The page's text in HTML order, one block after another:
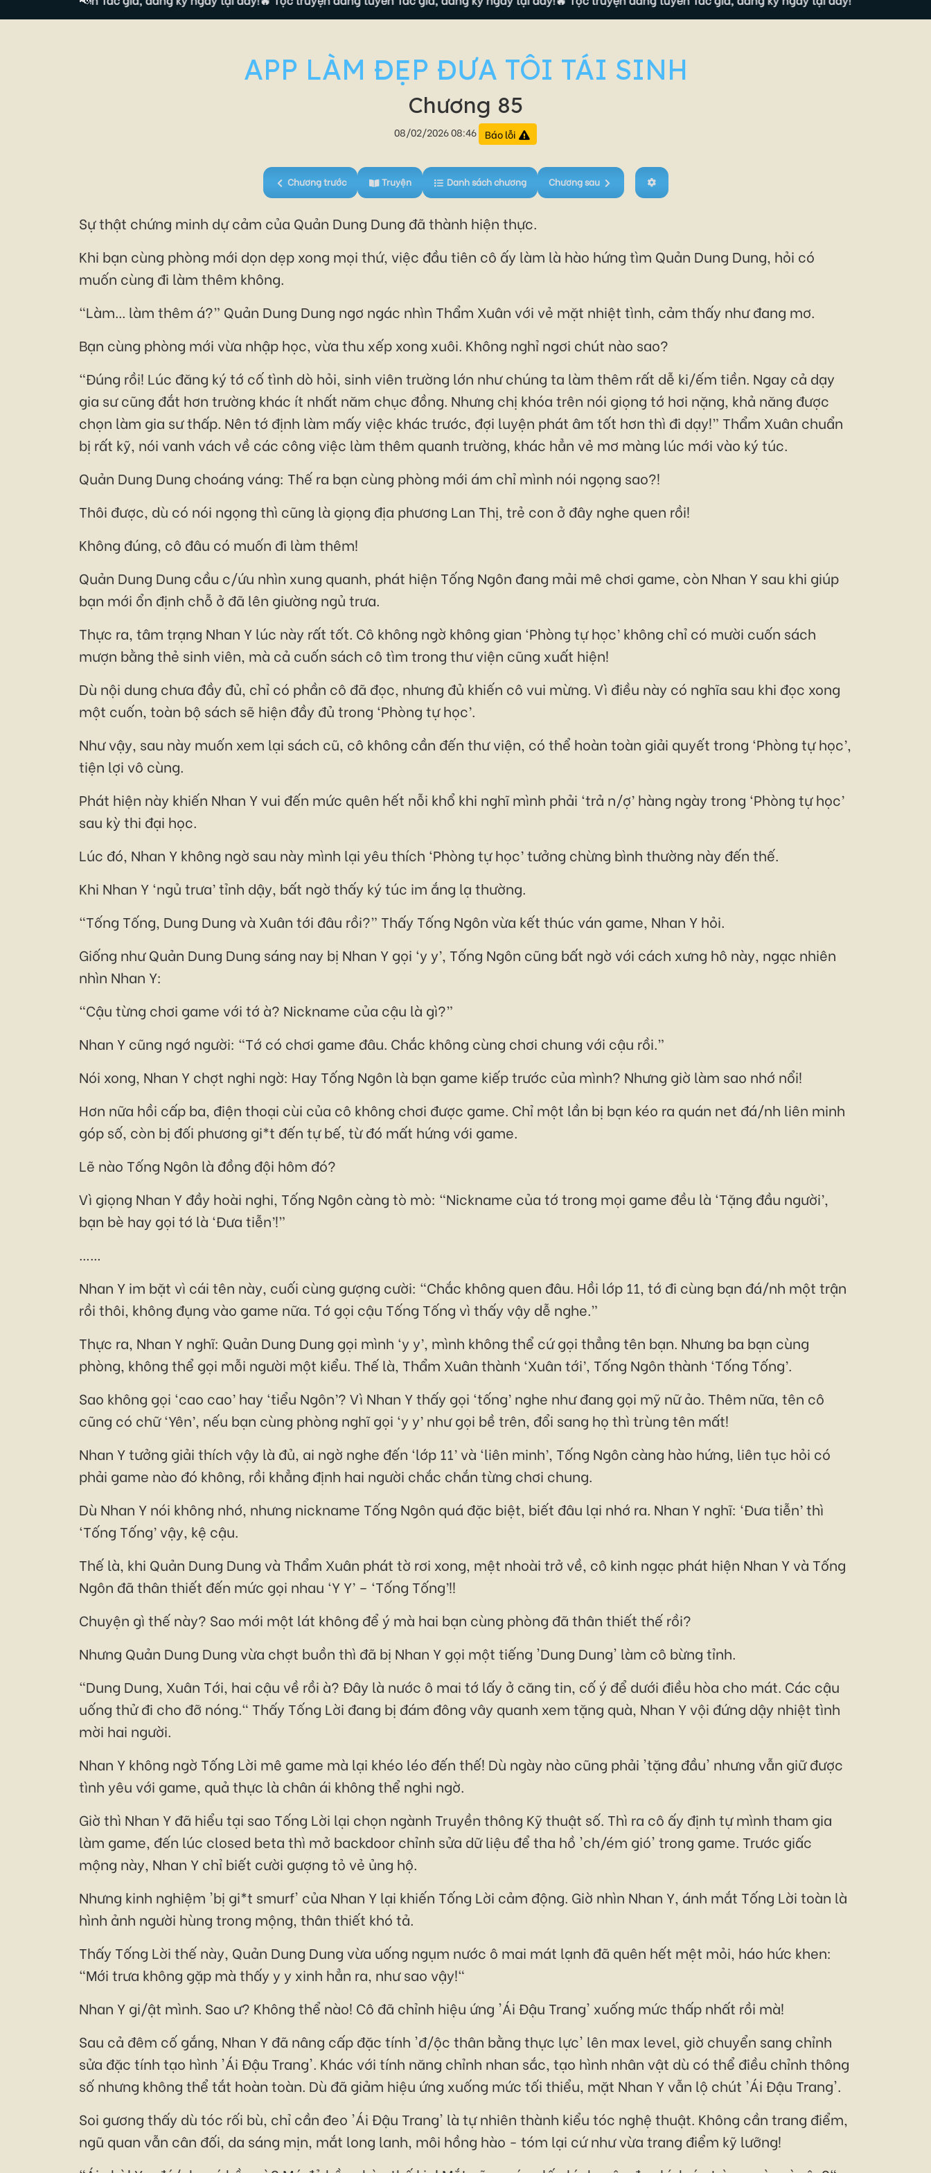
APP LÀM ĐẸP ĐƯA TÔI TÁI SINH
Chương 85
08/02/2026 08:46 Báo lỗi
Chương trước Truyện Danh sách chương Chương sau
Sự thật chứng minh dự cảm của Quản Dung Dung đã thành hiện thực.
Khi bạn cùng phòng mới dọn dẹp xong mọi thứ, việc đầu tiên cô ấy làm là hào hứng tìm Quản Dung Dung, hỏi có
muốn cùng đi làm thêm không.
“Làm... làm thêm á?” Quản Dung Dung ngơ ngác nhìn Thẩm Xuân với vẻ mặt nhiệt tình, cảm thấy như đang mơ.
Bạn cùng phòng mới vừa nhập học, vừa thu xếp xong xuôi. Không nghỉ ngơi chút nào sao?
“Đúng rồi! Lúc đăng ký tớ cố tình dò hỏi, sinh viên trường lớn như chúng ta làm thêm rất dễ ki/ếm tiền. Ngay cả dạy
gia sư cũng đắt hơn trường khác ít nhất năm chục đồng. Nhưng chị khóa trên nói giọng tớ hơi nặng, khả năng được
chọn làm gia sư thấp. Nên tớ định làm mấy việc khác trước, đợi luyện phát âm tốt hơn thì đi dạy!” Thẩm Xuân chuẩn
bị rất kỹ, nói vanh vách về các công việc làm thêm quanh trường, khác hẳn vẻ mơ màng lúc mới vào ký túc.
Quản Dung Dung choáng váng: Thế ra bạn cùng phòng mới ám chỉ mình nói ngọng sao?!
Thôi được, dù có nói ngọng thì cũng là giọng địa phương Lan Thị, trẻ con ở đây nghe quen rồi!
Không đúng, cô đâu có muốn đi làm thêm!
Quản Dung Dung cầu c/ứu nhìn xung quanh, phát hiện Tống Ngôn đang mải mê chơi game, còn Nhan Y sau khi giúp
bạn mới ổn định chỗ ở đã lên giường ngủ trưa.
Thực ra, tâm trạng Nhan Y lúc này rất tốt. Cô không ngờ không gian ‘Phòng tự học’ không chỉ có mười cuốn sách
mượn bằng thẻ sinh viên, mà cả cuốn sách cô tìm trong thư viện cũng xuất hiện!
Dù nội dung chưa đầy đủ, chỉ có phần cô đã đọc, nhưng đủ khiến cô vui mừng. Vì điều này có nghĩa sau khi đọc xong
một cuốn, toàn bộ sách sẽ hiện đầy đủ trong ‘Phòng tự học’.
Như vậy, sau này muốn xem lại sách cũ, cô không cần đến thư viện, có thể hoàn toàn giải quyết trong ‘Phòng tự học’,
tiện lợi vô cùng.
Phát hiện này khiến Nhan Y vui đến mức quên hết nỗi khổ khi nghĩ mình phải ‘trả n/ợ’ hàng ngày trong ‘Phòng tự học’
sau kỳ thi đại học.
Lúc đó, Nhan Y không ngờ sau này mình lại yêu thích ‘Phòng tự học’ tưởng chừng bình thường này đến thế.
Khi Nhan Y ‘ngủ trưa’ tỉnh dậy, bất ngờ thấy ký túc im ắng lạ thường.
“Tống Tống, Dung Dung và Xuân tới đâu rồi?” Thấy Tống Ngôn vừa kết thúc ván game, Nhan Y hỏi.
Giống như Quản Dung Dung sáng nay bị Nhan Y gọi ‘y y’, Tống Ngôn cũng bất ngờ với cách xưng hô này, ngạc nhiên
nhìn Nhan Y:
“Cậu từng chơi game với tớ à? Nickname của cậu là gì?”
Nhan Y cũng ngớ người: “Tớ có chơi game đâu. Chắc không cùng chơi chung với cậu rồi.”
Nói xong, Nhan Y chợt nghi ngờ: Hay Tống Ngôn là bạn game kiếp trước của mình? Nhưng giờ làm sao nhớ nổi!
Hơn nữa hồi cấp ba, điện thoại cùi của cô không chơi được game. Chỉ một lần bị bạn kéo ra quán net đá/nh liên minh
góp số, còn bị đối phương gi*t đến tự bế, từ đó mất hứng với game.
Lẽ nào Tống Ngôn là đồng đội hôm đó?
Vì giọng Nhan Y đầy hoài nghi, Tống Ngôn càng tò mò: “Nickname của tớ trong mọi game đều là ‘Tặng đầu người’,
bạn bè hay gọi tớ là ‘Đưa tiễn’!”
……
Nhan Y im bặt vì cái tên này, cuối cùng gượng cười: “Chắc không quen đâu. Hồi lớp 11, tớ đi cùng bạn đá/nh một trận
rồi thôi, không đụng vào game nữa. Tớ gọi cậu Tống Tống vì thấy vậy dễ nghe.”
Thực ra, Nhan Y nghĩ: Quản Dung Dung gọi mình ‘y y’, mình không thể cứ gọi thẳng tên bạn. Nhưng ba bạn cùng
phòng, không thể gọi mỗi người một kiểu. Thế là, Thẩm Xuân thành ‘Xuân tới’, Tống Ngôn thành ‘Tống Tống’.
Sao không gọi ‘cao cao’ hay ‘tiểu Ngôn’? Vì Nhan Y thấy gọi ‘tống’ nghe như đang gọi mỹ nữ ảo. Thêm nữa, tên cô
cũng có chữ ‘Yên’, nếu bạn cùng phòng nghĩ gọi ‘y y’ như gọi bề trên, đổi sang họ thì trùng tên mất!
Nhan Y tưởng giải thích vậy là đủ, ai ngờ nghe đến ‘lớp 11’ và ‘liên minh’, Tống Ngôn càng hào hứng, liên tục hỏi có
phải game nào đó không, rồi khẳng định hai người chắc chắn từng chơi chung.
Dù Nhan Y nói không nhớ, nhưng nickname Tống Ngôn quá đặc biệt, biết đâu lại nhớ ra. Nhan Y nghĩ: ‘Đưa tiễn’ thì
‘Tống Tống’ vậy, kệ cậu.
Thế là, khi Quản Dung Dung và Thẩm Xuân phát tờ rơi xong, mệt nhoài trở về, cô kinh ngạc phát hiện Nhan Y và Tống
Ngôn đã thân thiết đến mức gọi nhau ‘Y Y’ – ‘Tống Tống’!!
Chuyện gì thế này? Sao mới một lát không để ý mà hai bạn cùng phòng đã thân thiết thế rồi?
Nhưng Quản Dung Dung vừa chợt buồn thì đã bị Nhan Y gọi một tiếng 'Dung Dung' làm cô bừng tỉnh.
"Dung Dung, Xuân Tới, hai cậu về rồi à? Đây là nước ô mai tớ lấy ở căng tin, cố ý để dưới điều hòa cho mát. Các cậu
uống thử đi cho đỡ nóng." Thấy Tống Lời đang bị đám đông vây quanh xem tặng quà, Nhan Y vội đứng dậy nhiệt tình
mời hai người.
Nhan Y không ngờ Tống Lời mê game mà lại khéo léo đến thế! Dù ngày nào cũng phải 'tặng đầu' nhưng vẫn giữ được
tình yêu với game, quả thực là chân ái không thể nghi ngờ.
Giờ thì Nhan Y đã hiểu tại sao Tống Lời lại chọn ngành Truyền thông Kỹ thuật số. Thì ra cô ấy định tự mình tham gia
làm game, đến lúc closed beta thì mở backdoor chỉnh sửa dữ liệu để tha hồ 'ch/ém gió' trong game. Trước giấc
mộng này, Nhan Y chỉ biết cười gượng tỏ vẻ ủng hộ.
Nhưng kinh nghiệm 'bị gi*t smurf' của Nhan Y lại khiến Tống Lời cảm động. Giờ nhìn Nhan Y, ánh mắt Tống Lời toàn là
hình ảnh người hùng trong mộng, thân thiết khó tả.
Thấy Tống Lời thế này, Quản Dung Dung vừa uống ngụm nước ô mai mát lạnh đã quên hết mệt mỏi, háo hức khen:
"Mới trưa không gặp mà thấy y y xinh hẳn ra, như sao vậy!"
Nhan Y gi/ật mình. Sao ư? Không thể nào! Cô đã chỉnh hiệu ứng 'Ái Đậu Trang' xuống mức thấp nhất rồi mà!
Sau cả đêm cố gắng, Nhan Y đã nâng cấp đặc tính 'đ/ộc thân bằng thực lực' lên max level, giờ chuyển sang chỉnh
sửa đặc tính tạo hình 'Ái Đậu Trang'. Khác với tính năng chỉnh nhan sắc, tạo hình nhân vật dù có thể điều chỉnh thông
số nhưng không thể tắt hoàn toàn. Dù đã giảm hiệu ứng xuống mức tối thiểu, mặt Nhan Y vẫn lộ chút 'Ái Đậu Trang'.
Soi gương thấy dù tóc rối bù, chỉ cần đeo 'Ái Đậu Trang' là tự nhiên thành kiểu tóc nghệ thuật. Không cần trang điểm,
ngũ quan vẫn cân đối, da sáng mịn, mắt long lanh, môi hồng hào - tóm lại cứ như vừa trang điểm kỹ lưỡng!